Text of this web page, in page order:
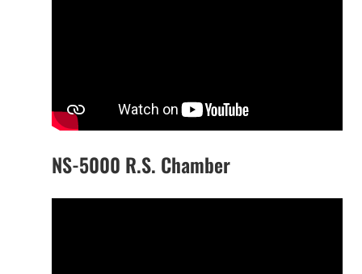
NS-5000 R.S. Chamber